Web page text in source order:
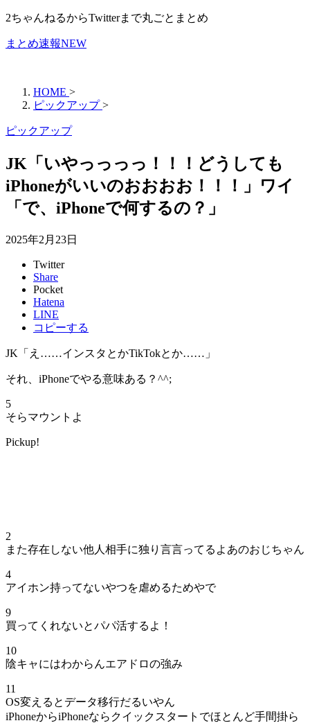
2ちゃんねるからTwitterまで丸ごとまとめ
まとめ速報NEW
HOME >
ピックアップ >
ピックアップ
JK「いやっっっっ！！！どうしても
iPhoneがいいのおおおお！！！」ワイ
「で、iPhoneで何するの？」
2025年2月23日
Twitter
Share
Pocket
Hatena
LINE
コピーする
JK「え……インスタとかTikTokとか……」
それ、iPhoneでやる意味ある？^^;
5
そらマウントよ
Pickup!
2
また存在しない他人相手に独り言言ってるよあのおじちゃん
4
アイホン持ってないやつを虐めるためやで
9
買ってくれないとパパ活するよ！
10
陰キャにはわからんエアドロの強み
11
OS変えるとデータ移行だるいやん
iPhoneからiPhoneならクイックスタートでほとんど手間掛ら